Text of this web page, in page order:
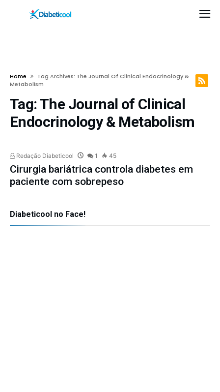
Home
Tag Archives: The Journal Of Clinical Endocrinology &
Metabolism
Tag:The Journal of Clinical
Endocrinology & Metabolism
Redação Diabeticool 1 45
Cirurgia bariátrica controla diabetes em
paciente com sobrepeso
Diabeticool no Face!